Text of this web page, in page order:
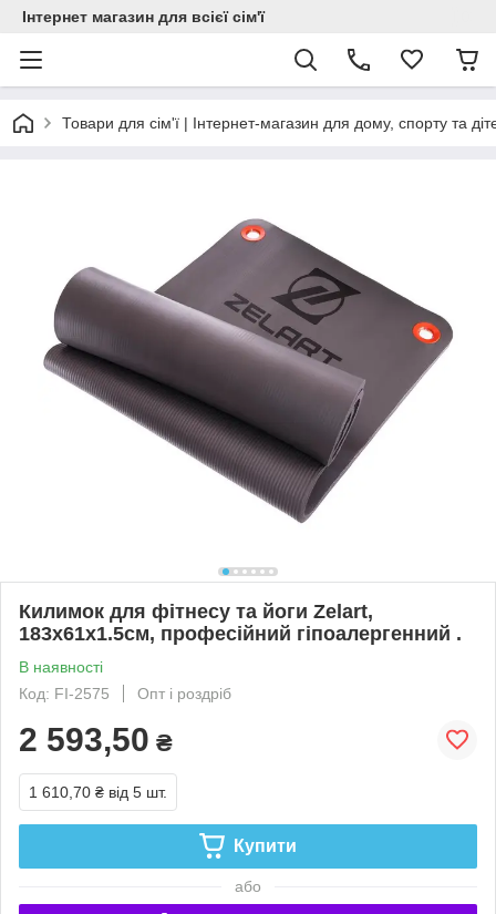
Інтернет магазин для всієї сім'ї
Товари для сім'ї | Інтернет-магазин для дому, спорту та
Килимок для фітнесу та йоги Zelart,
183x61x1.5см, професійний гіпоалергенний .
В наявності
Код: FI-2575
Опт і роздріб
2 593,50 ₴
1 610,70 ₴ від 5 шт.
Купити
або